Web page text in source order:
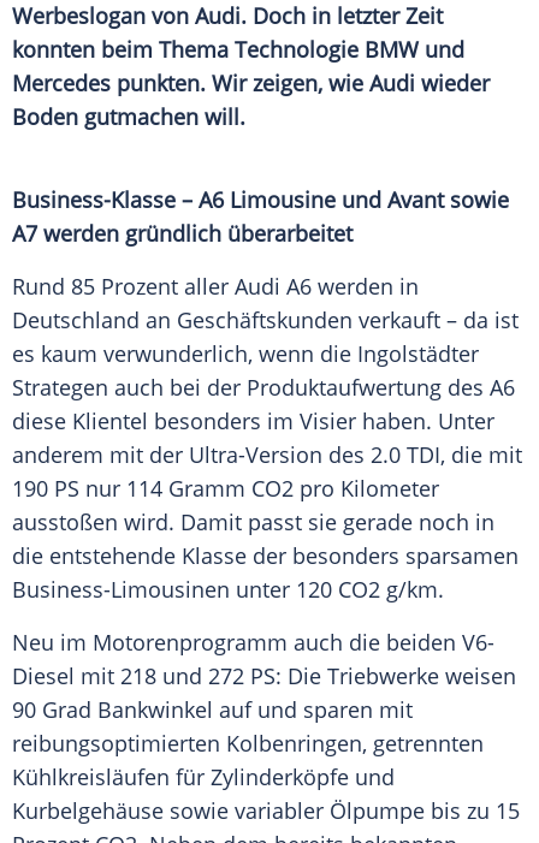
Werbeslogan von Audi. Doch in letzter Zeit
konnten beim Thema Technologie BMW und
Mercedes punkten. Wir zeigen, wie Audi wieder
Boden gutmachen will.
Business-Klasse – A6 Limousine und Avant sowie
A7 werden gründlich überarbeitet
Rund 85 Prozent aller Audi A6 werden in
Deutschland an Geschäftskunden verkauft – da ist
es kaum verwunderlich, wenn die Ingolstädter
Strategen auch bei der Produktaufwertung des A6
diese Klientel besonders im Visier haben. Unter
anderem mit der Ultra-Version des 2.0 TDI, die mit
190 PS nur 114 Gramm CO2 pro Kilometer
ausstoßen wird. Damit passt sie gerade noch in
die entstehende Klasse der besonders sparsamen
Business-Limousinen unter 120 CO2 g/km.
Neu im Motorenprogramm auch die beiden V6-
Diesel mit 218 und 272 PS: Die Triebwerke weisen
90 Grad Bankwinkel auf und sparen mit
reibungsoptimierten Kolbenringen, getrennten
Kühlkreisläufen für Zylinderköpfe und
Kurbelgehäuse sowie variabler Ölpumpe bis zu 15